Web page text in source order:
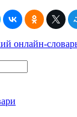
онлайн-